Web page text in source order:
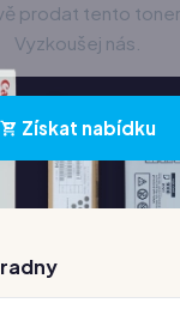
prodat tento
Vyzkoušej nás.
Získat nabídku